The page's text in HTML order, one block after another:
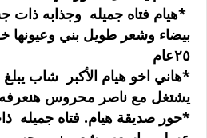
*هيام فتاه جميله وجذابه
بيضاء وشعر طويل بني وعيونها
٢٥عام
يشتغل مع ناصر محروس هنعرفه
*حور صديقة هيام. فتاه جميله